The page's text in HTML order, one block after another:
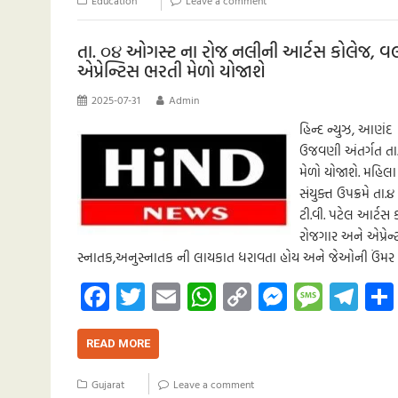
o
k
A
p
p
Li
nk
g
er
e m
તા. ૦૪ ઓગસ્ટ ના રોજ નલીની આર્ટસ કોલેજ,
એપ્રેન્ટિસ ભરતી મેળો યોજાશે
2025-07-31 Admin
હિન્દ ન્યુઝ, આણંદ
ઉજવણી અંતર્ગત
મેળો યોજાશે.
સંયુક્ત ઉપક્રમે
ટી.વી. પટેલ
રોજગાર અને
સ્નાતક,અનુસ્નાતક ની લાયકાત ધરાવતા હોય અને જેઓની ઉંમર
Fa
ce
b
o
T
wi
tt
er
E
m
W
h
s
C
o
y
M
es
M
es
Te
le
READ MORE
Gujarat Leave a comment